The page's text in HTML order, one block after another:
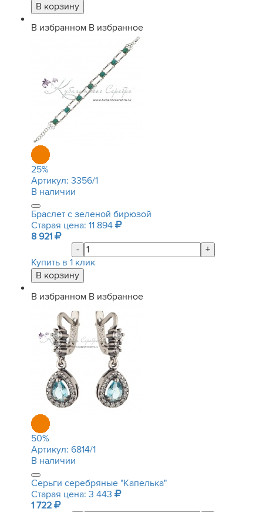
В избранном В избранное
25%
Артикул: 3356/1
В наличии
Браслет с зеленой бирюзой
Старая цена: 11 894
8 921
-
+
Купить в 1 клик
В избранном В избранное
50%
Артикул: 6814/1
В наличии
Серьги серебряные "Капелька"
Старая цена: 3 443
1 722